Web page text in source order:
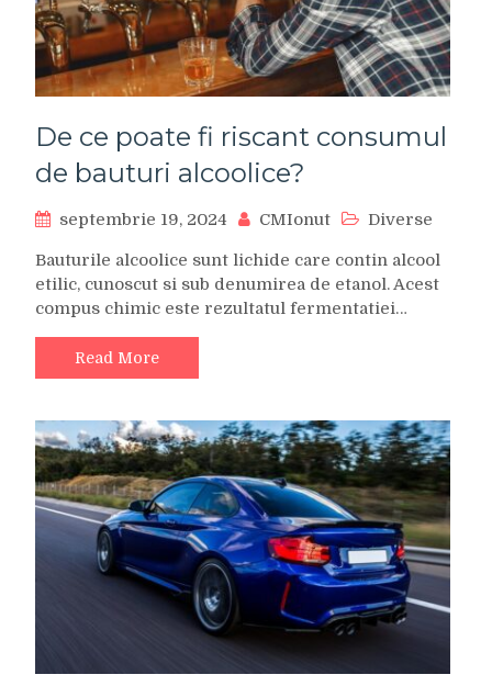
De ce poate fi riscant consumul
de bauturi alcoolice?
septembrie 19, 2024 CMIonut Diverse
Bauturile alcoolice sunt lichide care contin alcool
etilic, cunoscut si sub denumirea de etanol. Acest
compus chimic este rezultatul fermentatiei…
Read More